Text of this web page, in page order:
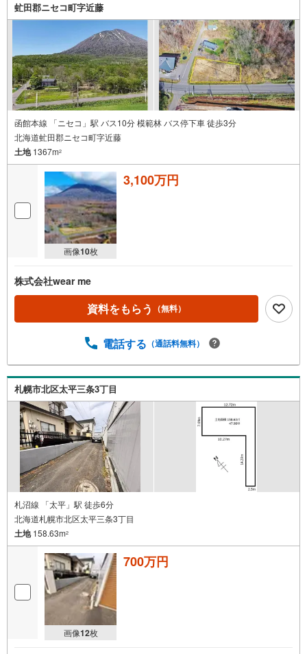
虻田郡ニセコ町字近藤
函館本線 「ニセコ」駅 バス10分 模範林 バス停下車 徒歩3分
北海道虻田郡ニセコ町字近藤
土地1367m2
画像10枚
3,100万円
株式会社wear me
資料をもらう （無料）
電話する （通話料無料）
札幌市北区太平三条3丁目
札沼線 「太平」駅 徒歩6分
北海道札幌市北区太平三条3丁目
土地158.63m2
画像12枚
700万円